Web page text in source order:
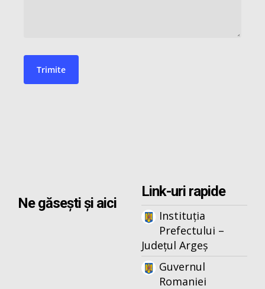
Ne găsești și aici
Link-uri rapide
Instituția
Prefectului –
Județul Argeș
Guvernul
Romaniei